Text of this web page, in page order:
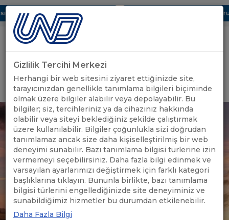
Dijital UBAK Bölümü Hakkında UND, Yunanistan Vize
Uluslararası Nakliyeciler Derneği
GİRİŞ YAP
Gizlilik Tercihi Merkezi
Herhangi bir web sitesini ziyaret ettiğinizde site,
tarayıcınızdan genellikle tanımlama bilgileri biçiminde
olmak üzere bilgiler alabilir veya depolayabilir. Bu
bilgiler; siz, tercihleriniz ya da cihazınız hakkında
olabilir veya siteyi beklediğiniz şekilde çalıştırmak
üzere kullanılabilir. Bilgiler çoğunlukla sizi doğrudan
tanımlamaz ancak size daha kişiselleştirilmiş bir web
deneyimi sunabilir. Bazı tanımlama bilgisi türlerine izin
vermemeyi seçebilirsiniz. Daha fazla bilgi edinmek ve
varsayılan ayarlarımızı değiştirmek için farklı kategori
başlıklarına tıklayın. Bununla birlikte, bazı tanımlama
bilgisi türlerini engellediğinizde site deneyiminiz ve
sunabildiğimiz hizmetler bu durumdan etkilenebilir.
Daha Fazla Bilgi